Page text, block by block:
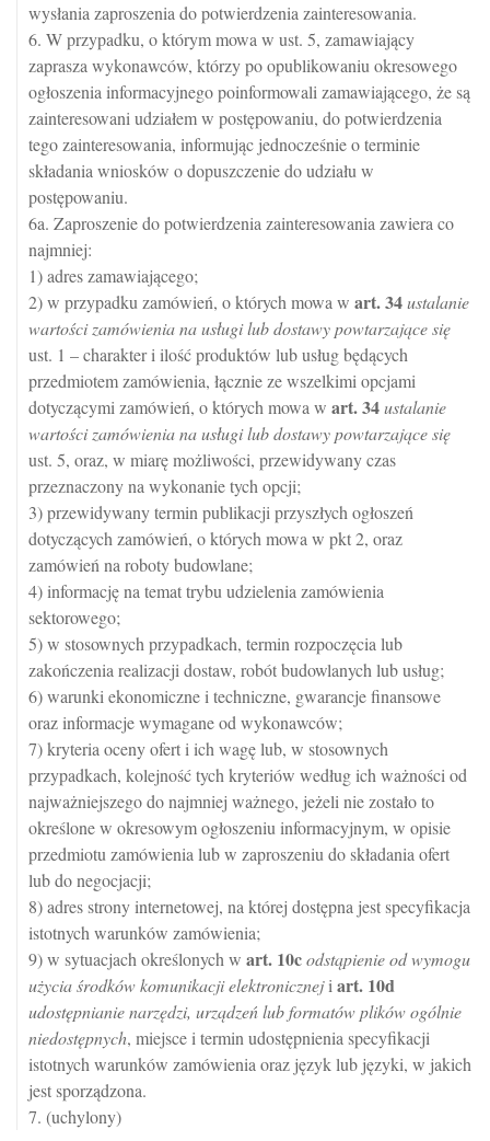
wysłania zaproszenia do potwierdzenia zainteresowania.
6. W przypadku, o którym mowa w ust. 5, zamawiający
zaprasza wykonawców, którzy po opublikowaniu okresowego
ogłoszenia informacyjnego poinformowali zamawiającego, że są
zainteresowani udziałem w postępowaniu, do potwierdzenia
tego zainteresowania, informując jednocześnie o terminie
składania wniosków o dopuszczenie do udziału w
postępowaniu.
6a. Zaproszenie do potwierdzenia zainteresowania zawiera co
najmniej:
1) adres zamawiającego;
2) w przypadku zamówień, o których mowa w art.34ustalanie
wartości zamówienia na usługi lub dostawy powtarzające się
ust. 1 – charakter i ilość produktów lub usług będących
przedmiotem zamówienia, łącznie ze wszelkimi opcjami
dotyczącymi zamówień, o których mowa w art.34ustalanie
wartości zamówienia na usługi lub dostawy powtarzające się
ust. 5, oraz, w miarę możliwości, przewidywany czas
przeznaczony na wykonanie tych opcji;
3) przewidywany termin publikacji przyszłych ogłoszeń
dotyczących zamówień, o których mowa w pkt 2, oraz
zamówień na roboty budowlane;
4) informację na temat trybu udzielenia zamówienia
sektorowego;
5) w stosownych przypadkach, termin rozpoczęcia lub
zakończenia realizacji dostaw, robót budowlanych lub usług;
6) warunki ekonomiczne i techniczne, gwarancje finansowe
oraz informacje wymagane od wykonawców;
7) kryteria oceny ofert i ich wagę lub, w stosownych
przypadkach, kolejność tych kryteriów według ich ważności od
najważniejszego do najmniej ważnego, jeżeli nie zostało to
określone w okresowym ogłoszeniu informacyjnym, w opisie
przedmiotu zamówienia lub w zaproszeniu do składania ofert
lub do negocjacji;
8) adres strony internetowej, na której dostępna jest specyfikacja
istotnych warunków zamówienia;
9) w sytuacjach określonych w art. 10codstąpienie od wymogu
użycia środków komunikacji elektroniczneji art. 10d
udostępnianie narzędzi, urządzeń lub formatów plików ogólnie
niedostępnych, miejsce i termin udostępnienia specyfikacji
istotnych warunków zamówienia oraz język lub języki, w jakich
jest sporządzona.
7. (uchylony)